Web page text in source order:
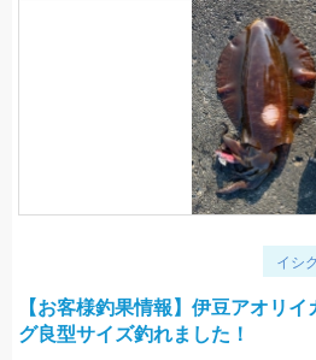
イシ
【お客様釣果情報】伊豆アオリ
グ良型サイズ釣れました！